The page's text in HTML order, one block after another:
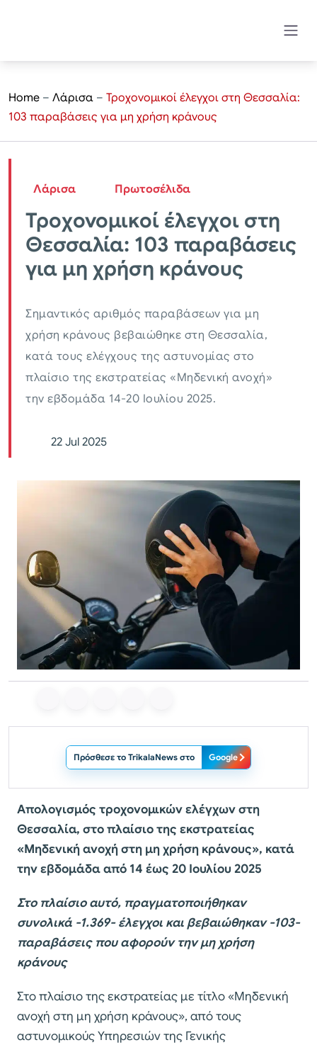
Home – Λάρισα – Τροχονομικοί έλεγχοι στη Θεσσαλία:
103 παραβάσεις για μη χρήση κράνους
Λάρισα Πρωτοσέλιδα
Τροχονομικοί έλεγχοι στη
Θεσσαλία: 103 παραβάσεις
για μη χρήση κράνους
Σημαντικός αριθμός παραβάσεων για μη
χρήση κράνους βεβαιώθηκε στη Θεσσαλία,
κατά τους ελέγχους της αστυνομίας στο
πλαίσιο της εκστρατείας «Μηδενική ανοχή»
την εβδομάδα 14-20 Ιουλίου 2025.
22 Jul 2025
Πρόσθεσε το TrikalaNews στο Google
Απολογισμός τροχονομικών ελέγχων στη
Θεσσαλία, στο πλαίσιο της εκστρατείας
«Μηδενική ανοχή στη μη χρήση κράνους», κατά
την εβδομάδα από 14 έως 20 Ιουλίου 2025
Στο πλαίσιο αυτό, πραγματοποιήθηκαν
συνολικά -1.369- έλεγχοι και βεβαιώθηκαν -103-
παραβάσεις που αφορούν την μη χρήση
κράνους
Στο πλαίσιο της εκστρατείας με τίτλο «Μηδενική
ανοχή στη μη χρήση κράνους», από τους
αστυνομικούς Υπηρεσιών της Γενικής